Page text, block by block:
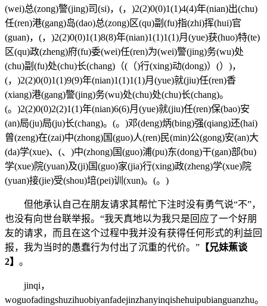
(wei)总(zong)警(jing)司(si)，(，)2(2)0(0)1(1)4(4)年(nian)出(chu)
任(ren)港(gang)岛(dao)总(zong)区(qu)副(fu)指(zhi)挥(hui)官
(guan)，(，)2(2)0(0)1(1)8(8)年(nian)1(1)1(1)月(yue)获(huo)特(te)
区(qu)政(zheng)府(fu)委(wei)任(ren)为(wei)警(jing)务(wu)处
(chu)副(fu)处(chu)长(chang)（(（)行(xing)动(dong)）(）)，
(，)2(2)0(0)1(1)9(9)年(nian)1(1)1(1)月(yue)就(jiu)任(ren)香
(xiang)港(gang)警(jing)务(wu)处(chu)处(chu)长(chang)。
(。)2(2)0(0)2(2)1(1)年(nian)6(6)月(yue)就(jiu)任(ren)保(bao)安
(an)局(ju)局(ju)长(chang)。(。)邓(deng)炳(bing)强(qiang)还(hai)
曾(zeng)在(zai)中(zhong)国(guo)人(ren)民(min)公(gong)安(an)大
(da)学(xue)、(、)中(zhong)国(guo)浦(pu)东(dong)干(gan)部(bu)
学(xue)院(yuan)及(ji)国(guo)家(jia)行(xing)政(zheng)学(xue)院
(yuan)接(jie)受(shou)培(pei)训(xun)。(。)
但他承认自己在朋友请求其帮忙下注时没有勇气说“不”，
也没有向世台联举报。“我天真地以为我只是回应了一个好朋
友的请求，而且在这个过程中我并没有获得任何形式的利益回
报，我为当时的愚蠢行为付出了沉重的代价。” 【兄妹蕉谈
2】 。
jinqi，
woguofadingshuzihuobiyanfadejinzhanyinqishehuipubianguanzhu。